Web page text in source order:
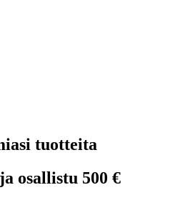
tuotteita
osallistu 500 €